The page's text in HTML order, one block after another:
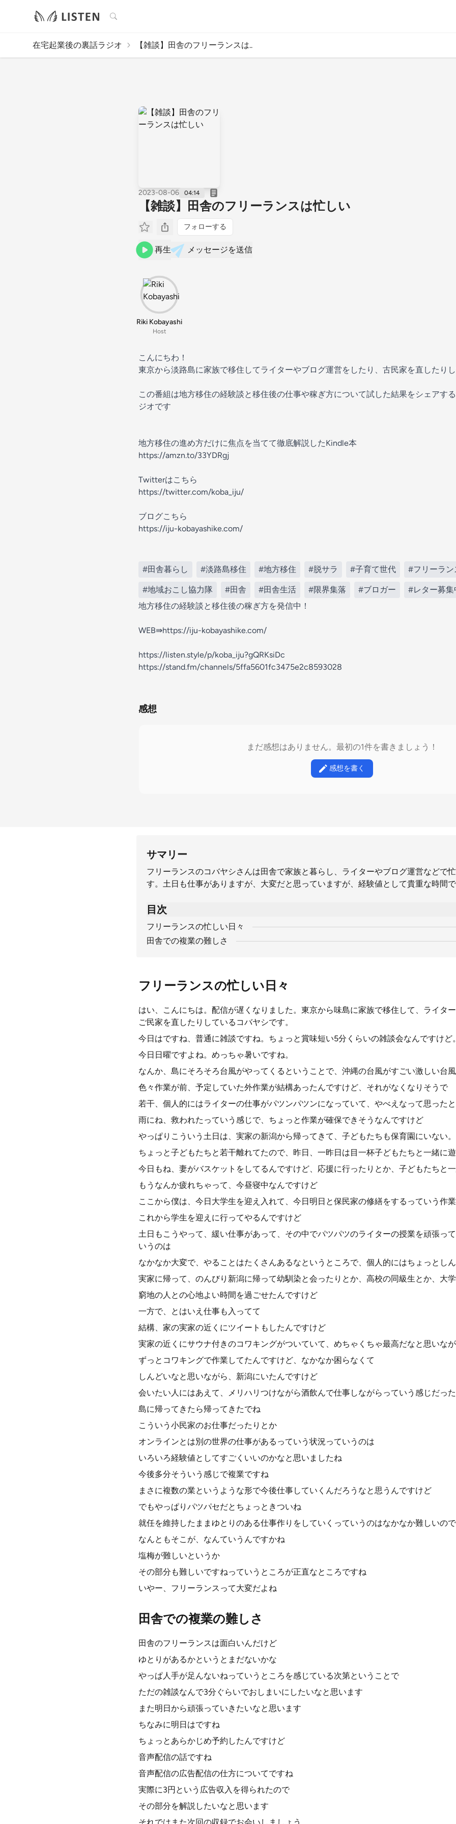
検索
在宅起業後の裏話ラジオ 【雑談】田舎のフリーランスは..
2023-08-06 04:14
【雑談】田舎のフリーランスは忙しい
フォローする
再生 メッセージを送信
Riki Kobayashi
Host
こんにちわ！
東京から淡路島に家族で移住してライターやブログ運営をしたり、古民家を直したり
この番組は地方移住の経験談と移住後の仕事や稼ぎ方について試した結果をシェアす
ジオです
地方移住の進め方だけに焦点を当てて徹底解説したKindle本
https://amzn.to/33YDRgj
Twitterはこちら
https://twitter.com/koba_iju/
ブログこちら
https://iju-kobayashike.com/
#田舎暮らし #淡路島移住 #地方移住 #脱サラ #子育て世代 #フリーラン
#地域おこし協力隊 #田舎 #田舎生活 #限界集落 #ブロガー #レター募集
地方移住の経験談と移住後の稼ぎ方を発信中！
WEB⇛https://iju-kobayashike.com/
https://listen.style/p/koba_iju?gQRKsiDc
https://stand.fm/channels/5ffa5601fc3475e2c8593028
感想
まだ感想はありません。最初の1件を書きましょう！
感想を書く
サマリー
フリーランスのコバヤシさんは田舎で家族と暮らし、ライターやブログ運営などで
す。土日も仕事がありますが、大変だと思っていますが、経験値として貴重な時間で
目次
フリーランスの忙しい日々
田舎での複業の難しさ
フリーランスの忙しい日々
はい、こんにちは。配信が遅くなりました。東京から味島に家族で移住して、ライター
ご民家を直したりしているコバヤシです。
今日はですね、普通に雑談ですね。ちょっと賞味短い5分くらいの雑談会なんですけど。
今日日曜ですよね。めっちゃ暑いですね。
なんか、島にそろそろ台風がやってくるということで、沖縄の台風がすごい激しい台
色々作業が前、予定していた外作業が結構あったんですけど、それがなくなりそうで
若干、個人的にはライターの仕事がパツンパツンになっていて、やべえなって思った
雨にね、救われたっていう感じで、ちょっと作業が確保できそうなんですけど
やっぱりこういう土日は、実家の新潟から帰ってきて、子どもたちも保育園にいない
ちょっと子どもたちと若干離れてたので、昨日、一昨日は目一杯子どもたちと一緒に
今日もね、妻がバスケットをしてるんですけど、応援に行ったりとか、子どもたちと
もうなんか疲れちゃって、今昼寝中なんですけど
ここから僕は、今日大学生を迎え入れて、今日明日と保民家の修繕をするっていう作
これから学生を迎えに行ってやるんですけど
土日もこうやって、緩い仕事があって、その中でパツパツのライターの授業を頑張っ
いうのは
なかなか大変で、やることはたくさんあるなというところで、個人的にはちょっとし
実家に帰って、のんびり新潟に帰って幼馴染と会ったりとか、高校の同級生とか、大
窮地の人との心地よい時間を過ごせたんですけど
一方で、とはいえ仕事も入ってて
結構、家の実家の近くにツイートもしたんですけど
実家の近くにサウナ付きのコワキングがついていて、めちゃくちゃ最高だなと思いな
ずっとコワキングで作業してたんですけど、なかなか困らなくて
しんどいなと思いながら、新潟にいたんですけど
会いたい人にはあえて、メリハリつけながら酒飲んで仕事しながらっていう感じだっ
島に帰ってきたら帰ってきたでね
こういう小民家のお仕事だったりとか
オンラインとは別の世界の仕事があるっていう状況っていうのは
いろいろ経験値としてすごくいいのかなと思いましたね
今後多分そういう感じで複業ですね
まさに複数の業というような形で今後仕事していくんだろうなと思うんですけど
でもやっぱりパツパセだとちょっときついね
就任を維持したままゆとりのある仕事作りをしていくっていうのはなかなか難しいので
なんともそこが、なんていうんですかね
塩梅が難しいというか
その部分も難しいですねっていうところが正直なところですね
いやー、フリーランスって大変だよね
田舎での複業の難しさ
田舎のフリーランスは面白いんだけど
ゆとりがあるかというとまだないかな
やっぱ人手が足んないねっていうところを感じている次第ということで
ただの雑談なんで3分ぐらいでおしまいにしたいなと思います
また明日から頑張っていきたいなと思います
ちなみに明日はですね
ちょっとあらかじめ予約したんですけど
音声配信の話ですね
音声配信の広告配信の仕方についてですね
実際に3円という広告収入を得られたので
その部分を解説したいなと思います